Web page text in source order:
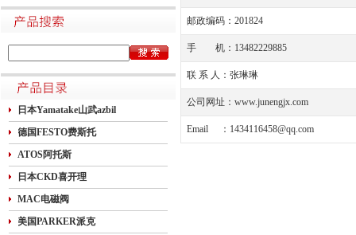
十二29十三30十四假1国庆节假2十六
假3十七假4十八假5十九假6二十假7
廿一假8廿二9廿三班10廿四11廿五10
月1日~8日放假调休，共8天。9月27
日（星期日）、10月10日（星期六）
上班。在此期间如有进口产品需要采
响，请提前安排订货事宜。高速规定
如下1.高速免费规定时间：2020年10
月1日0时-10月8日24时，共8天
日本Yamatake山武azbil
德国FESTO费斯托
ATOS阿托斯
日本CKD喜开理
MAC电磁阀
美国PARKER派克
邮政编码：201824
手 机：13482229885
联 系 人：张琳琳
公司网址：www.junengjx.com
Email ： 1434116458@qq.com